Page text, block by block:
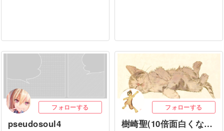
フォローする
pseudosoul4
フォローする
樹崎聖(10倍面白くなる漫画演出論7/8発売)